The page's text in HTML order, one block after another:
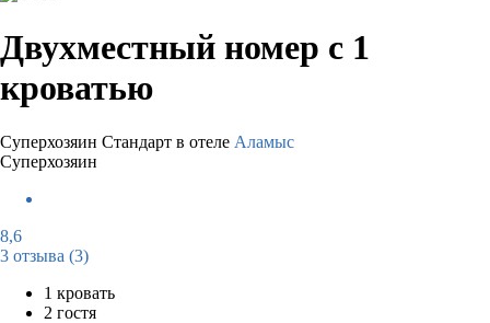
Двухместный номер с 1
кроватью
Суперхозяин Стандарт в отеле Аламыс
Суперхозяин
8,6
3 отзыва (3)
1 кровать
2 гостя